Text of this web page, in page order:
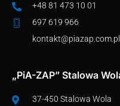
+48 81 473 10 01
697 619 966
kontakt@piazap.com.pl
„PiA-ZAP” Stalowa
37-450 Stalowa Wola